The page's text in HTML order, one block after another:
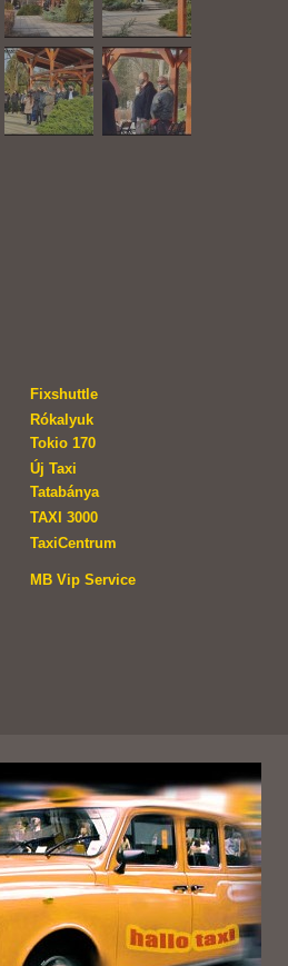
Fixshuttle
Rókalyuk
Tokio 170
Új Taxi
Tatabánya
TAXI 3000
TaxiCentrum
MB Vip Service